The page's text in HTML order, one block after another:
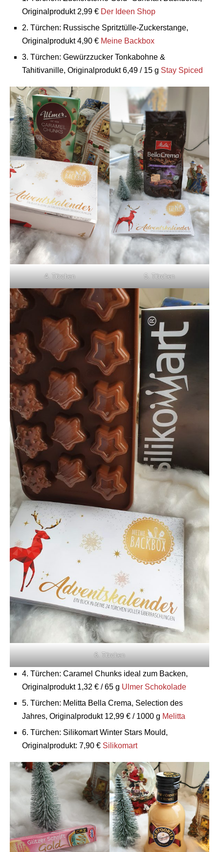
Originalprodukt 2,99 € Der Ideen Shop
2. Türchen: Russische Spritztülle-Zuckerstange,
Originalprodukt 4,90 € Meine Backbox
3. Türchen: Gewürzzucker Tonkabohne &
Tahitivanille, Originalprodukt 6,49 / 15 g Stay Spiced
4. Türchen 5. Türchen
6. Türchen
4. Türchen: Caramel Chunks ideal zum Backen,
Originalprodukt 1,32 € / 65 g Ulmer Schokolade
5. Türchen: Melitta Bella Crema, Selection des
Jahres, Originalprodukt 12,99 € / 1000 g Melitta
6. Türchen: Silikomart Winter Stars Mould,
Originalprodukt: 7,90 € Silikomart